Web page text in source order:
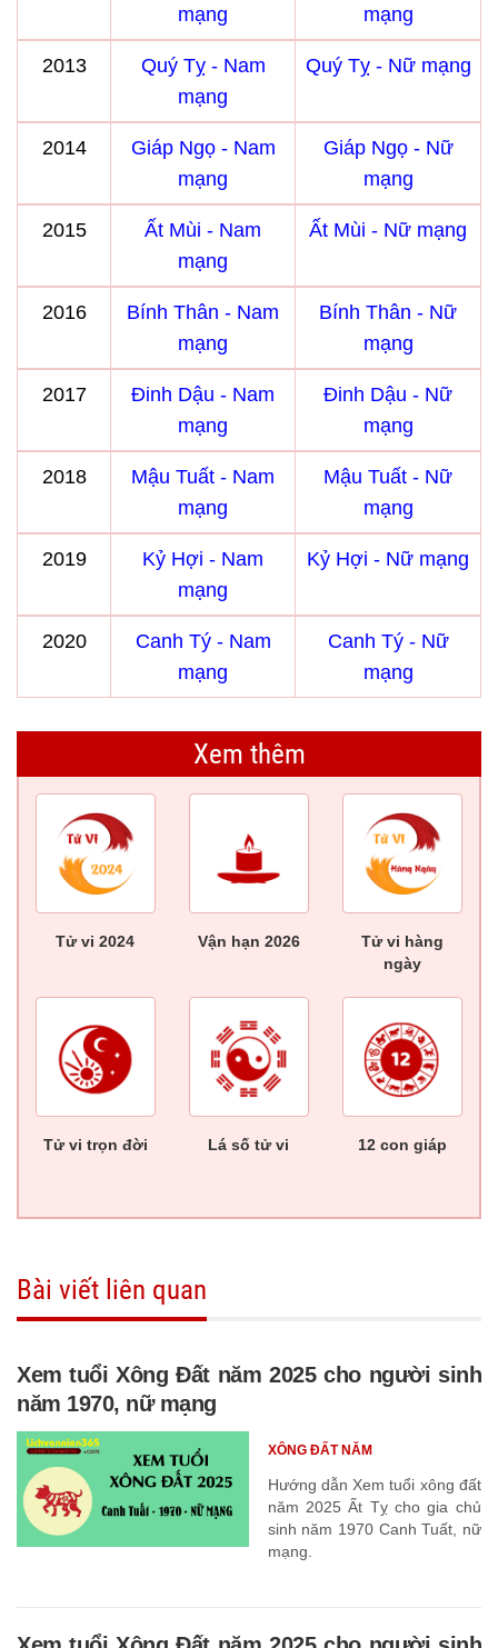
mạng
mạng
2013
Quý Tỵ - Nam
mạng
Quý Tỵ - Nữ mạng
2014
Giáp Ngọ - Nam
mạng
Giáp Ngọ - Nữ
mạng
2015
Ất Mùi - Nam
mạng
Ất Mùi - Nữ mạng
2016
Bính Thân - Nam
mạng
Bính Thân - Nữ
mạng
2017
Đinh Dậu - Nam
mạng
Đinh Dậu - Nữ
mạng
2018
Mậu Tuất - Nam
mạng
Mậu Tuất - Nữ
mạng
2019
Kỷ Hợi - Nam
mạng
Kỷ Hợi - Nữ mạng
2020
Canh Tý - Nam
mạng
Canh Tý - Nữ
mạng
Xem thêm
Tử vi 2024 Vận hạn 2026
Tử vi hàng
ngày
Tử vi trọn đời Lá số tử vi 12 con giáp
Bài viết liên quan
Xem tuổi Xông Đất năm 2025 cho người sinh
năm 1970, nữ mạng
Hướng dẫn Xem tuổi xông đất
năm 2025 Ất Tỵ cho gia chủ
sinh năm 1970 Canh Tuất, nữ
mạng.
XÔNG ĐẤT NĂM